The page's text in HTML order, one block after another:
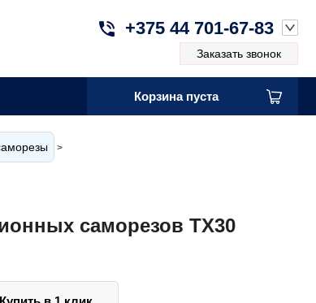
+375 44 701-67-83
Заказать звонок
Корзина пуста
>
саморезов TX30